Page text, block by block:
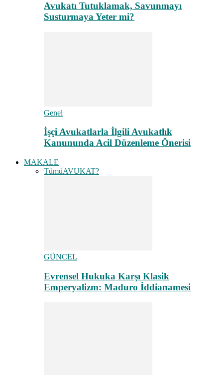
Avukatı Tutuklamak, Savunmayı
Susturmaya Yeter mi?
Genel
İşçi Avukatlarla İlgili Avukatlık
Kanununda Acil Düzenleme Önerisi
MAKALE
TümüAVUKAT?
GÜNCEL
Evrensel Hukuka Karşı Klasik
Emperyalizm: Maduro İddianamesi